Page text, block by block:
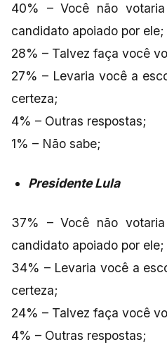
40% – Você não
candidato apoiado por ele;
28% – Talvez faça você
27% – Levaria você a
certeza;
4% – Outras respostas;
1% – Não sabe;
Presidente Lula
37% – Você não
candidato apoiado por ele;
34% – Levaria você a
certeza;
24% – Talvez faça você
4% – Outras respostas;